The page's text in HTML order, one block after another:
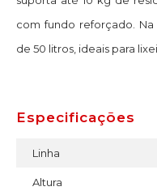
com fundo reforçado.
de 50 litros, ideais para
Especificações
Linha
Altura